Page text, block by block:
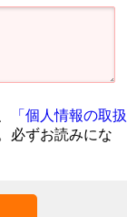
「個人情報の取扱
必ずお読みにな